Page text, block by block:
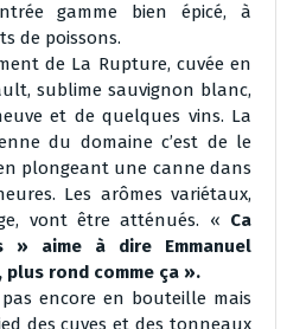
gamme bien épicé, à
de poissons.
de La Rupture, cuvée en
sublime sauvignon blanc,
et de quelques vins. La
du domaine c’est de le
plongeant une canne dans
Les arômes variétaux,
vont être atténués. « Ca
» aime à dire Emmanuel
plus rond comme ça ».
encore en bouteille mais
des cuves et des tonneaux